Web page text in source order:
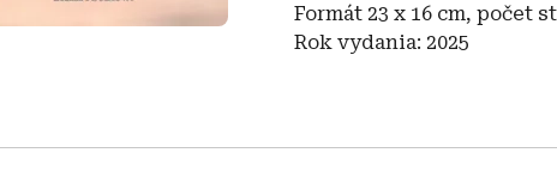
Formát 23 x 16 cm, počet
Rok vydania: 2025